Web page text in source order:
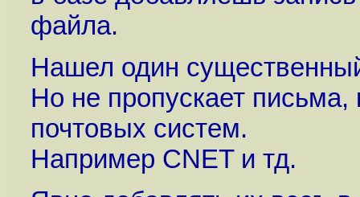
файла.
Нашел один
Но не пропускает
почтовых систем.
Например CNET и тд.